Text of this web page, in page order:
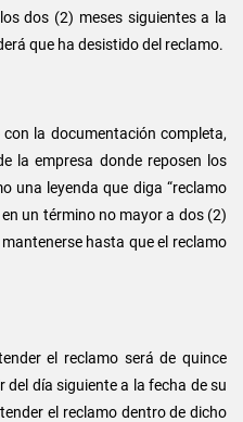
dos (2) meses siguientes a la
que ha desistido del reclamo.
la documentación completa,
la empresa donde reposen los
una leyenda que diga “reclamo
un término no mayor a dos (2)
hasta que el reclamo
el reclamo será de quince
día siguiente a la fecha de su
el reclamo dentro de dicho